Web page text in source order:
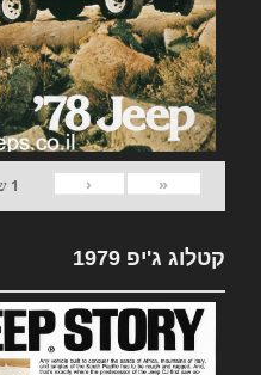
«
‹
1
קטלוג ג'יפ 1979